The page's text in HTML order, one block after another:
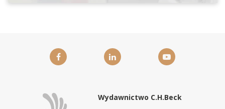
Wydawnictwo C.H.Beck